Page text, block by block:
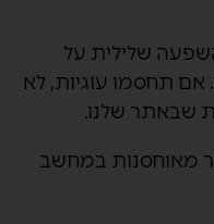
שלילית על
תחסמו עוגיות, לא
שבאתר שלנו.
מאוחסנות במחשב